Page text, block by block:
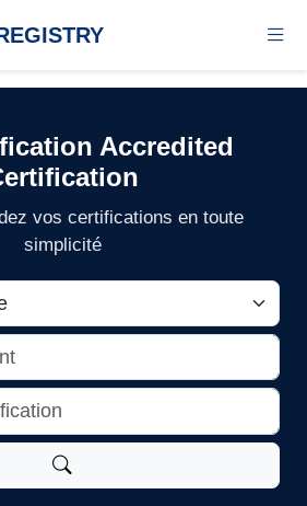
Accredited
vos certifications en toute
simplicité